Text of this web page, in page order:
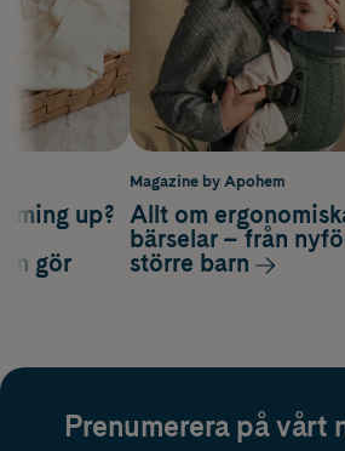
up?
gör
Magazine by Apohem
Allt om
bärselar – från
större barn
Prenumerera på vårt